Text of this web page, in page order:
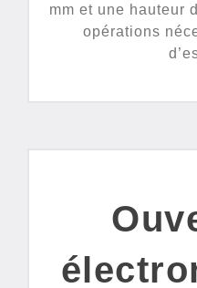
mm et une hauteur
opérations